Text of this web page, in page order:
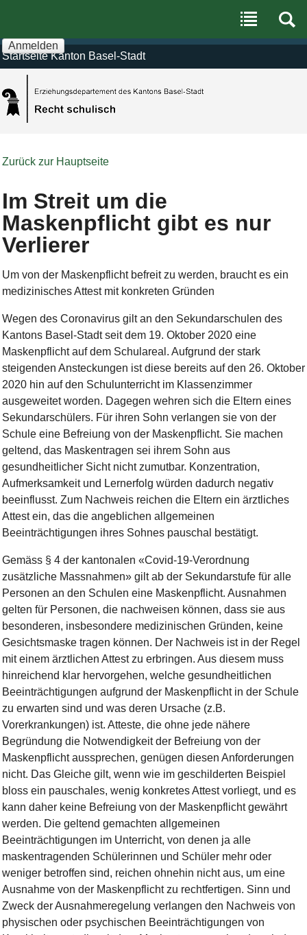
Startseite Kanton Basel-Stadt
Anmelden
|
Direkt
zur
Navigation
Zurück zur Hauptseite
Im Streit um die
Maskenpflicht gibt es nur
Verlierer
Um von der Maskenpflicht befreit zu werden, braucht es ein
medizinisches Attest mit konkreten Gründen
Wegen des Coronavirus gilt an den Sekundarschulen des
Kantons Basel-Stadt seit dem 19. Oktober 2020 eine
Maskenpflicht auf dem Schulareal. Aufgrund der stark
steigenden Ansteckungen ist diese bereits auf den 26. Oktober
2020 hin auf den Schulunterricht im Klassenzimmer
ausgeweitet worden. Dagegen wehren sich die Eltern eines
Sekundarschülers. Für ihren Sohn verlangen sie von der
Schule eine Befreiung von der Maskenpflicht. Sie machen
geltend, das Maskentragen sei ihrem Sohn aus
gesundheitlicher Sicht nicht zumutbar. Konzentration,
Aufmerksamkeit und Lernerfolg würden dadurch negativ
beeinflusst. Zum Nachweis reichen die Eltern ein ärztliches
Attest ein, das die angeblichen allgemeinen
Beeinträchtigungen ihres Sohnes pauschal bestätigt.
Gemäss § 4 der kantonalen «Covid-19-Verordnung
zusätzliche Massnahmen» gilt ab der Sekundarstufe für alle
Personen an den Schulen eine Maskenpflicht. Ausnahmen
gelten für Personen, die nachweisen können, dass sie aus
besonderen, insbesondere medizinischen Gründen, keine
Gesichtsmaske tragen können. Der Nachweis ist in der Regel
mit einem ärztlichen Attest zu erbringen. Aus diesem muss
hinreichend klar hervorgehen, welche gesundheitlichen
Beeinträchtigungen aufgrund der Maskenpflicht in der Schule
zu erwarten sind und was deren Ursache (z.B.
Vorerkrankungen) ist. Atteste, die ohne jede nähere
Begründung die Notwendigkeit der Befreiung von der
Maskenpflicht aussprechen, genügen diesen Anforderungen
nicht. Das Gleiche gilt, wenn wie im geschilderten Beispiel
bloss ein pauschales, wenig konkretes Attest vorliegt, und es
kann daher keine Befreiung von der Maskenpflicht gewährt
werden. Die geltend gemachten allgemeinen
Beeinträchtigungen im Unterricht, von denen ja alle
maskentragenden Schülerinnen und Schüler mehr oder
weniger betroffen sind, reichen ohnehin nicht aus, um eine
Ausnahme von der Maskenpflicht zu rechtfertigen. Sinn und
Zweck der Ausnahmeregelung verlangen den Nachweis von
physischen oder psychischen Beeinträchtigungen von